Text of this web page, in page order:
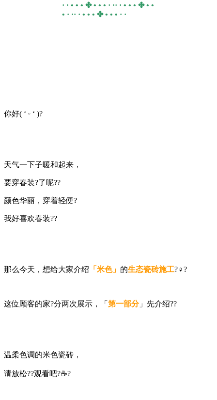
· · • • • ✤ • • • · ·· · • • • ✤ • •
• · ·· · • • • ✤ • • • · ·
你好( ‘ ᵕ ‘ )?
天气一下子暖和起来，
要穿春装?了呢??
颜色华丽，穿着轻便?
我好喜欢春装??
那么今天，想给大家介绍 「米色」 的生态瓷砖施工?‍♀️?
这位顾客的家?分两次展示，「 第一部分」先介绍??
温柔色调的米色瓷砖，
请放松??观看吧?☕️?